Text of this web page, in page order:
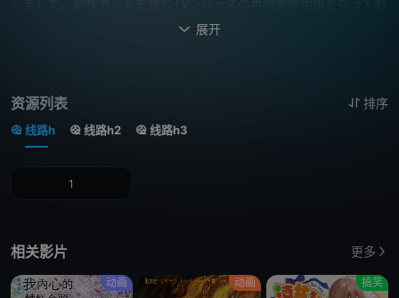
り、前编・后编の2024年内公开を予定しております。后编では本编
 展开
资源列表 排序
线路h 线路h2 线路h3
1
相关影片 更多
动画 动画 搞笑